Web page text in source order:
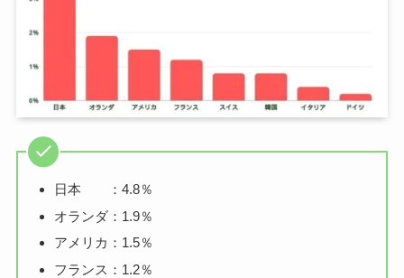
日本 ：4.8％
オランダ：1.9％
アメリカ：1.5％
フランス：1.2％